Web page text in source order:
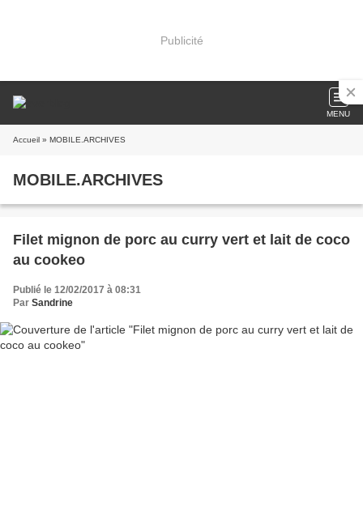
Publicité
MENU
Accueil » MOBILE.ARCHIVES
MOBILE.ARCHIVES
Filet mignon de porc au curry vert et lait de coco
au cookeo
Publié le 12/02/2017 à 08:31
Par Sandrine